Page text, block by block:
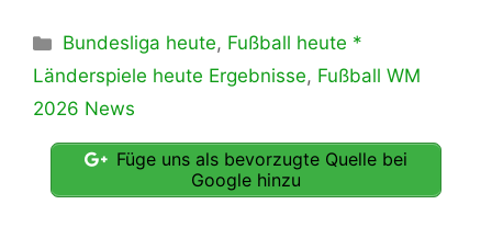
Kategorien
Bundesliga heute, Fußball heute *
Länderspiele heute Ergebnisse, Fußball WM
2026 News
Füge uns als bevorzugte Quelle bei
Google hinzu